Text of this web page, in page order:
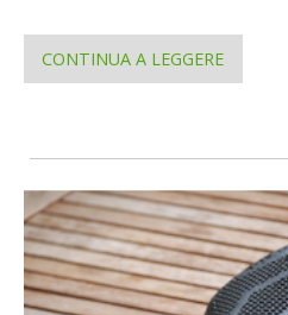
CONTINUA A LEGGERE